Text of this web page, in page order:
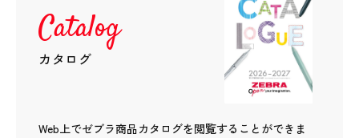
Catalog
カタログ
Web上でゼブラ商品カタログを閲覧することができま